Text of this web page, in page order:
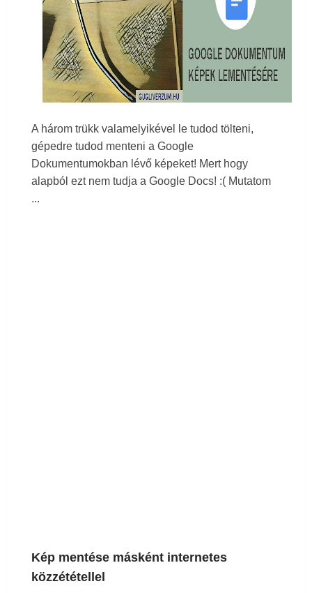
Tisztázó gondolatok a Google Drive Megosztott
meghajtókról
Fájlok tudatos letöltése a Google Chrome-ban
Géméjlmix: hatékonyság növelő ajzószerek a Gmail
A három trükk valamelyikével le tudod tölteni,
gépedre tudod menteni a Google
Dokumentumokban lévő képeket! Mert hogy
alapból ezt nem tudja a Google Docs! :( Mutatom
...
Kép mentése másként internetes
közzététellel